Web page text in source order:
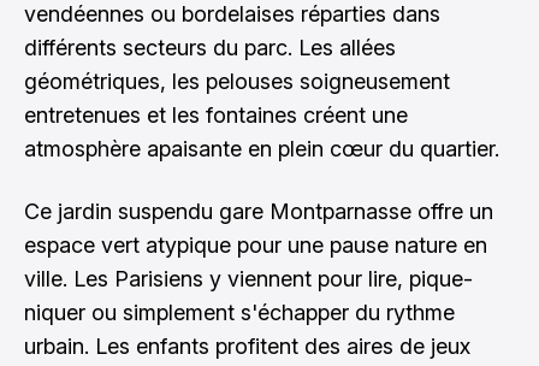
vendéennes ou bordelaises réparties dans
différents secteurs du parc. Les allées
géométriques, les pelouses soigneusement
entretenues et les fontaines créent une
atmosphère apaisante en plein cœur du quartier.
Ce jardin suspendu gare Montparnasse offre un
espace vert atypique pour une pause nature en
ville. Les Parisiens y viennent pour lire, pique-
niquer ou simplement s'échapper du rythme
urbain. Les enfants profitent des aires de jeux